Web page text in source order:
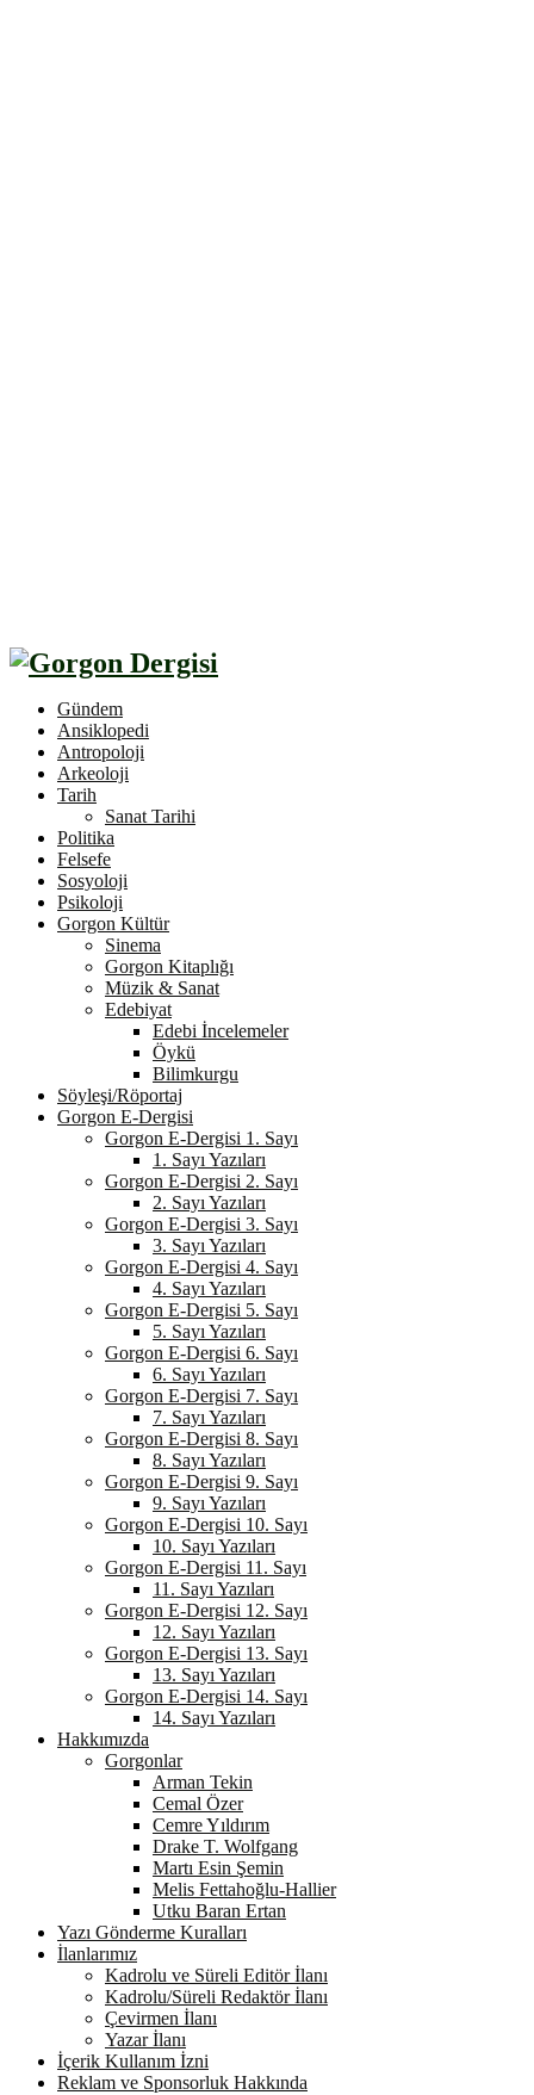
Gündem
Ansiklopedi
Antropoloji
Arkeoloji
Tarih
Sanat Tarihi
Politika
Felsefe
Sosyoloji
Psikoloji
Gorgon Kültür
Sinema
Gorgon Kitaplığı
Müzik & Sanat
Edebiyat
Edebi İncelemeler
Öykü
Bilimkurgu
Söyleşi/Röportaj
Gorgon E-Dergisi
Gorgon E-Dergisi 1. Sayı
1. Sayı Yazıları
Gorgon E-Dergisi 2. Sayı
2. Sayı Yazıları
Gorgon E-Dergisi 3. Sayı
3. Sayı Yazıları
Gorgon E-Dergisi 4. Sayı
4. Sayı Yazıları
Gorgon E-Dergisi 5. Sayı
5. Sayı Yazıları
Gorgon E-Dergisi 6. Sayı
6. Sayı Yazıları
Gorgon E-Dergisi 7. Sayı
7. Sayı Yazıları
Gorgon E-Dergisi 8. Sayı
8. Sayı Yazıları
Gorgon E-Dergisi 9. Sayı
9. Sayı Yazıları
Gorgon E-Dergisi 10. Sayı
10. Sayı Yazıları
Gorgon E-Dergisi 11. Sayı
11. Sayı Yazıları
Gorgon E-Dergisi 12. Sayı
12. Sayı Yazıları
Gorgon E-Dergisi 13. Sayı
13. Sayı Yazıları
Gorgon E-Dergisi 14. Sayı
14. Sayı Yazıları
Hakkımızda
Gorgonlar
Arman Tekin
Cemal Özer
Cemre Yıldırım
Drake T. Wolfgang
Martı Esin Şemin
Melis Fettahoğlu-Hallier
Utku Baran Ertan
Yazı Gönderme Kuralları
İlanlarımız
Kadrolu ve Süreli Editör İlanı
Kadrolu/Süreli Redaktör İlanı
Çevirmen İlanı
Yazar İlanı
İçerik Kullanım İzni
Reklam ve Sponsorluk Hakkında